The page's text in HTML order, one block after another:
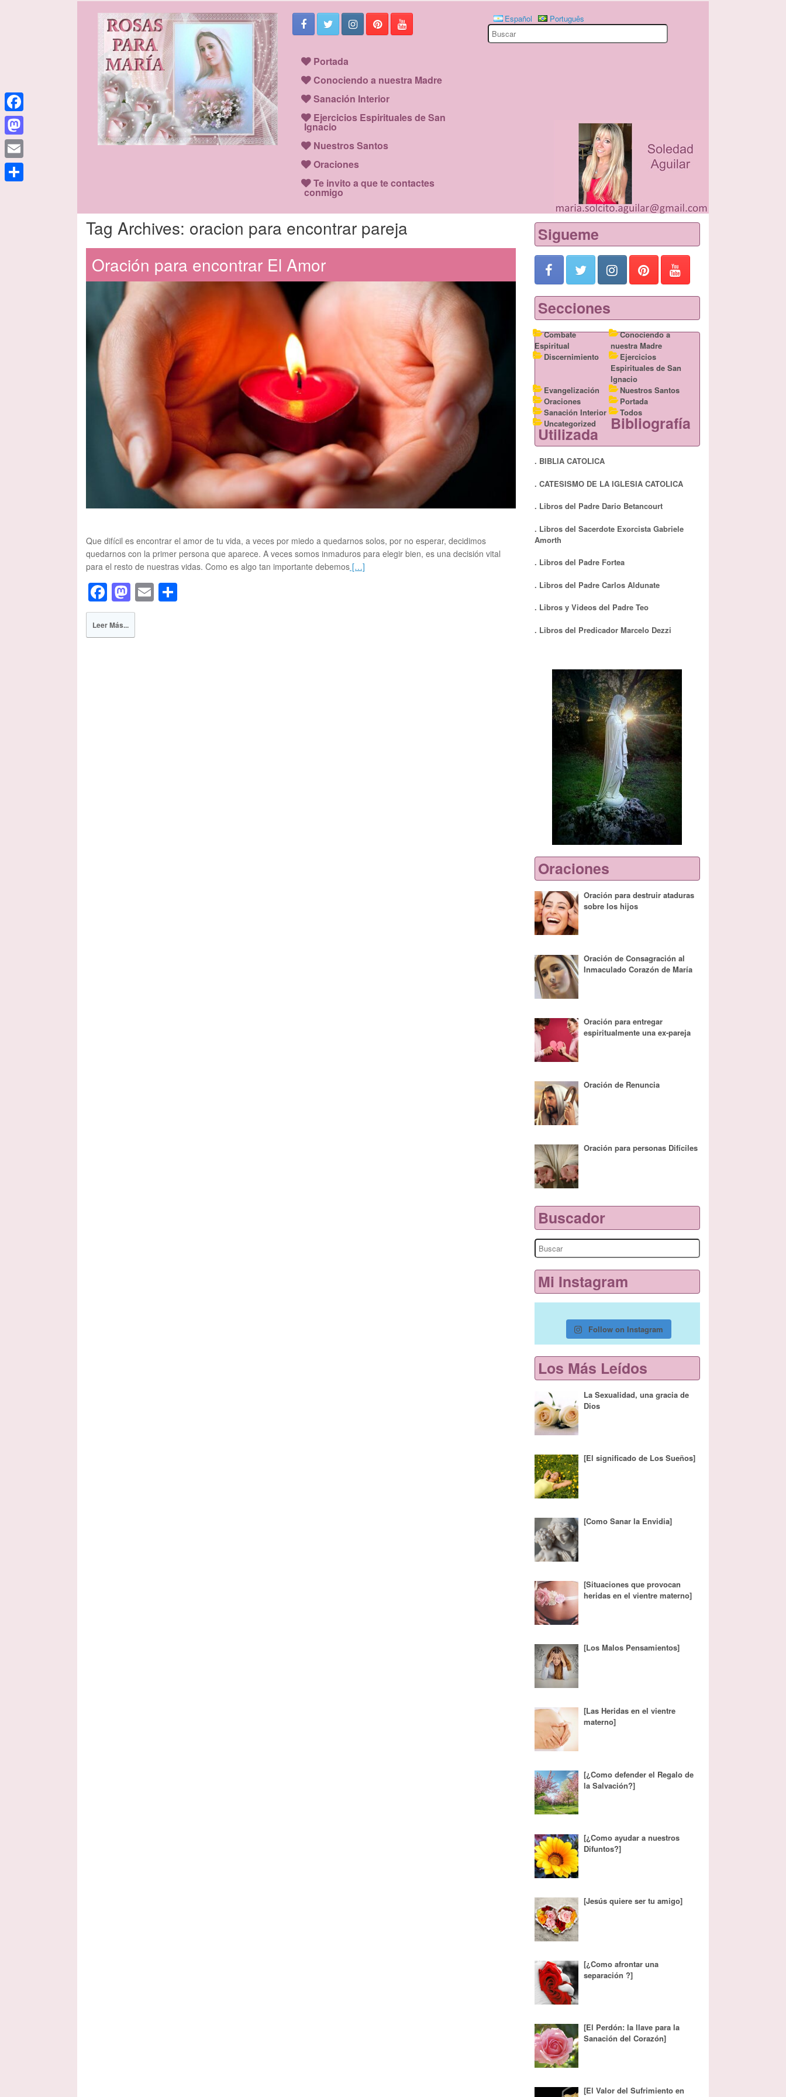
Español
Português
Search
for:
Portada
Conociendo a nuestra Madre
Sanación Interior
Ejercicios Espirituales de San
Ignacio
Nuestros Santos
Oraciones
Te invito a que te contactes
conmigo
Tag Archives: oracion para encontrar pareja
Oración para encontrar El Amor
Que difícil es encontrar el amor de tu vida, a veces por miedo a quedarnos solos, por no esperar, decidimos
quedarnos con la primer persona que aparece. A veces somos inmaduros para elegir bien, es una decisión vital
para el resto de nuestras vidas. Como es algo tan importante debemos […]
F
a
c
M
a
st
E
Leer Más...
Sigueme
Secciones
Combate
Espiritual
Conociendo a
nuestra Madre
Discernimiento
Ejercicios
Espirituales de San
Ignacio
Evangelización
Nuestros Santos
Oraciones
Portada
Sanación Interior
Todos
Uncategorized
Bibliografía
Utilizada
. BIBLIA CATOLICA
. CATESISMO DE LA IGLESIA CATOLICA
. Libros del Padre Dario Betancourt
. Libros del Sacerdote Exorcista Gabriele
Amorth
. Libros del Padre Fortea
. Libros del Padre Carlos Aldunate
. Libros y Videos del Padre Teo
. Libros del Predicador Marcelo Dezzi
Oraciones
Oración para destruir ataduras
sobre los hijos
Oración de Consagración al
Inmaculado Corazón de María
Oración para entregar
espiritualmente una ex-pareja
Oración de Renuncia
Oración para personas Difíciles
Buscador
Search
for:
Mi Instagram
Follow on Instagram
Los Más Leídos
La Sexualidad, una gracia de
Dios
[El significado de Los Sueños]
[Como Sanar la Envidia]
[Situaciones que provocan
heridas en el vientre materno]
[Los Malos Pensamientos]
[Las Heridas en el vientre
materno]
[¿Como defender el Regalo de
la Salvación?]
[¿Como ayudar a nuestros
Difuntos?]
[Jesús quiere ser tu amigo]
[¿Como afrontar una
separación ?]
[El Perdón: la llave para la
Sanación del Corazón]
[El Valor del Sufrimiento en
Facebook
Mastodon
Email